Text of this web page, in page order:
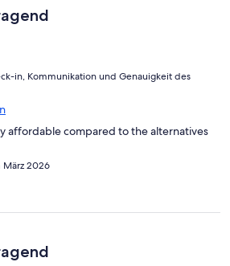
in, Kommunikation und Genauigkeit des
affordable compared to the alternatives
März 2026